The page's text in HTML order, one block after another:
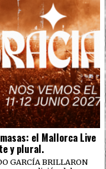
el Mallorca Live
y plural.
GARCÍA BRILLARON